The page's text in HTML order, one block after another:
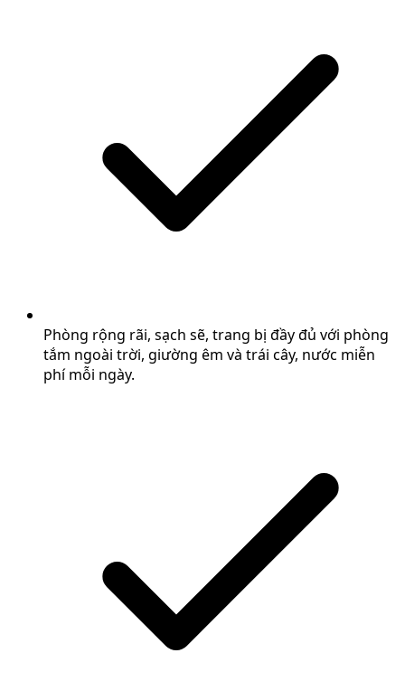
Phòng rộng rãi, sạch sẽ, trang bị đầy đủ với phòng
tắm ngoài trời, giường êm và trái cây, nước miễn
phí mỗi ngày.